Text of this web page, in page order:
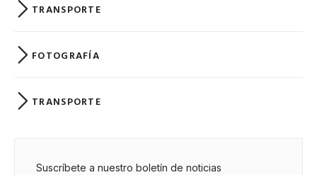
TRANSPORTE
FOTOGRAFÍA
TRANSPORTE
Suscríbete a nuestro boletín de noticias